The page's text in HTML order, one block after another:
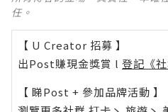
任。
【 U Creator 招募 】
出Post賺現金獎賞 l 登記《
【 睇Post + 參加品牌活動 】